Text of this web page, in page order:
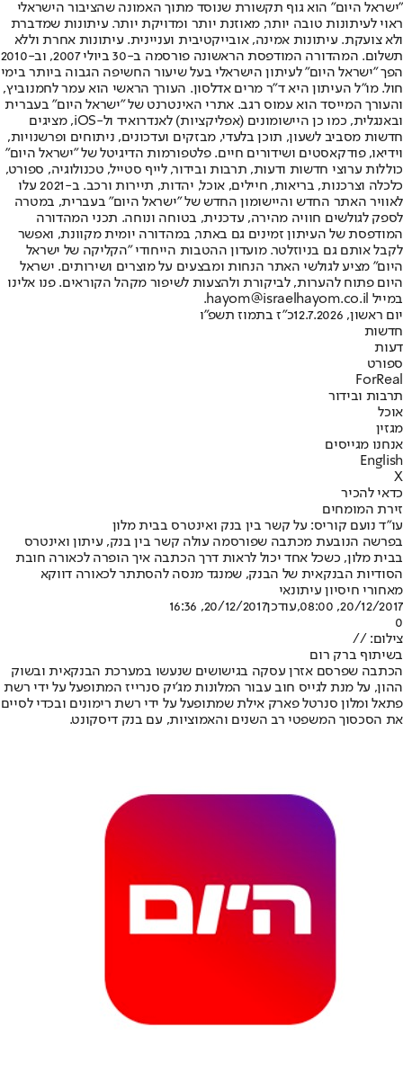
"ישראל היום" הוא גוף תקשורת שנוסד מתוך האמונה שהציבור הישראלי
ראוי לעיתונות טובה יותר, מאוזנת יותר ומדויקת יותר. עיתונות שמדברת
ולא צועקת. עיתונות אמינה, אובייקטיבית ועניינית. עיתונות אחרת וללא
תשלום. המהדורה המודפסת הראשונה פורסמה ב-30 ביולי 2007, וב-2010
הפך "ישראל היום" לעיתון הישראלי בעל שיעור החשיפה הגבוה ביותר בימי
חול. מו"ל העיתון היא ד"ר מרים אדלסון. העורך הראשי הוא עמר לחמנוביץ,
והעורך המייסד הוא עמוס רגב. אתרי האינטרנט של "ישראל היום" בעברית
ובאנגלית, כמו כן היישומונים (אפליקציות) לאנדרואיד ול-iOS, מציגים
חדשות מסביב לשעון, תוכן בלעדי, מבזקים ועדכונים, ניתוחים ופרשנויות,
וידיאו, פודקאסטים ושידורים חיים. פלטפורמות הדיגיטל של "ישראל היום"
כוללות ערוצי חדשות ודעות, תרבות ובידור, לייף סטייל, טכנולוגיה, ספורט,
כלכלה וצרכנות, בריאות, חיילים, אוכל, יהדות, תיירות ורכב. ב-2021 עלו
לאוויר האתר החדש והיישומון החדש של "ישראל היום" בעברית, במטרה
לספק לגולשים חוויה מהירה, עדכנית, בטוחה ונוחה. תכני המהדורה
המודפסת של העיתון זמינים גם באתר, במהדורה יומית מקוונת, ואפשר
לקבל אותם גם בניוזלטר. מועדון ההטבות הייחודי "הקליקה של ישראל
היום" מציע לגולשי האתר הנחות ומבצעים על מוצרים ושירותים. ישראל
היום פתוח להערות, לביקורת ולהצעות לשיפור מקהל הקוראים. פנו אלינו
במייל hayom@israelhayom.co.il.
יום ראשון, 12.7.2026
כ"ז בתמוז תשפ"ו
חדשות
דעות
ספורט
ForReal
תרבות ובידור
אוכל
מגזין
אנחנו מגייסים
English
X
כדאי להכיר
זירת המומחים
עו”ד נועם קוריס: על קשר בין בנק ואינטרס בבית מלון
בפרשה הנובעת מכתבה שפורסמה עולה קשר בין בנק, עיתון ואינטרס
בבית מלון, כשכל אחד יכול לראות דרך הכתבה איך הופרה לכאורה חובת
הסודיות הבנקאית של הבנק, שמנגד מנסה להסתתר לכאורה דווקא
מאחורי חיסיון עיתונאי
20/12/2017, 08:00
,עודכן20/12/2017, 16:36
0
צילום: //
בשיתוף ברק רום
הכתבה שפרסם אזרן עסקה בגישושים שנעשו במערכת הבנקאית ובשוק
ההון, על מנת לגייס חוב עבור המלונות מג’יק סנרייז המתופעל על ידי רשת
פתאל ומלון סנרטל פארק אילת שמתופעל על ידי רשת רימונים ובכדי לסיים
את הסכסוך המשפטי רב השנים והאמוציות, עם בנק דיסקונט.